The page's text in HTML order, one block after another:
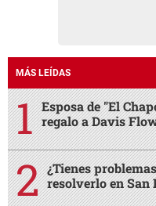
MÁS LEÍDAS
Esposa de "El
regalo a Davis
¿Tienes
resolverlo en San